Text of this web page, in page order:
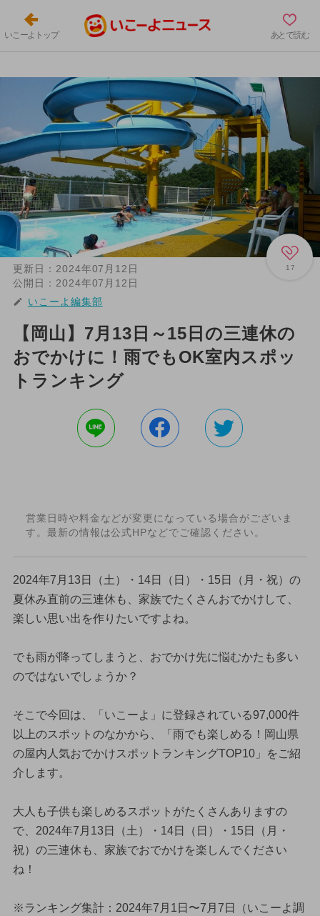
いこーよトップ あとで読む
17
更新日： 2024年07月12日
公開日： 2024年07月12日
いこーよ編集部
【岡山】7月13日～15日の三連休の
おでかけに！雨でもOK室内スポッ
トランキング
営業日時や料金などが変更になっている場合がございま
す。最新の情報は公式HPなどでご確認ください。
2024年7月13日（土）・14日（日）・15日（月・祝）の
夏休み直前の三連休も、家族でたくさんおでかけして、
楽しい思い出を作りたいですよね。
でも雨が降ってしまうと、おでかけ先に悩むかたも多い
のではないでしょうか？
そこで今回は、「いこーよ」に登録されている97,000件
以上のスポットのなかから、「雨でも楽しめる！岡山県
の屋内人気おでかけスポットランキングTOP10」をご紹
介します。
大人も子供も楽しめるスポットがたくさんありますの
で、2024年7月13日（土）・14日（日）・15日（月・
祝）の三連休も、家族でおでかけを楽しんでください
ね！
※ランキング集計：2024年7月1日〜7月7日（いこーよ調